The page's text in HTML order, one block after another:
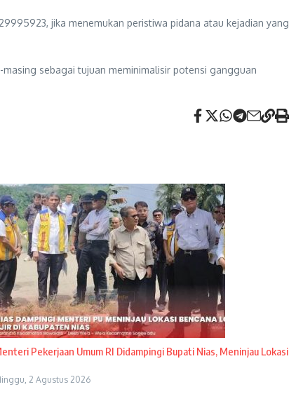
jika menemukan peristiwa pidana atau kejadian yang
sebagai tujuan meminimalisir potensi gangguan
Pekerjaan Umum RI Didampingi Bupati Nias, Meninjau Lokasi
2 Agustus 2026